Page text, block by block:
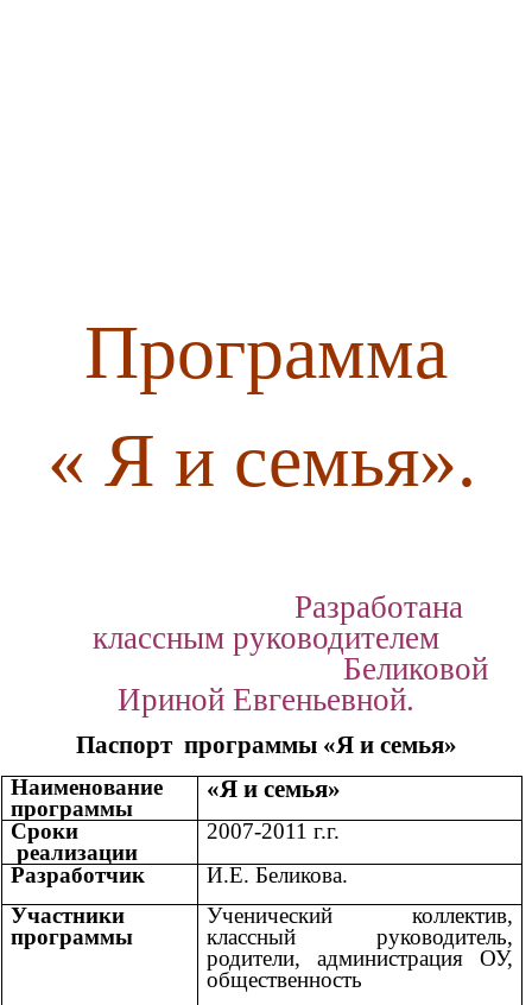
Программа
« Я и семья».
Разработана
классным руководителем
Беликовой
Ириной Евгеньевной.
Паспорт программы «Я и семья»
Наименование
программы
«Я и семья»
Сроки
реализации
2007-2011 г.г.
Разработчик
И.Е. Беликова.
Участники
программы
Ученический коллектив,
классный руководитель,
родители, администрация ОУ,
общественность